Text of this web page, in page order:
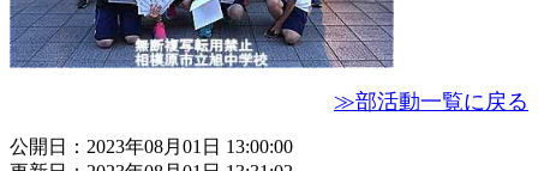
≫部活動一覧に戻る
公開日：2023年08月01日 13:00:00